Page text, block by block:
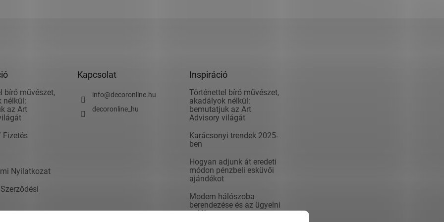
bíró művészet,
nélkül:
az Art
Fizetés
Nyilatkozat
Kapcsolat
info@decoronline.hu
decoronline_hu
Inspiráció
Történettel bíró művészet,
akadályok nélkül:
bemutatjuk az Art
Advisory világát
Karácsonyi trendek 2025-
ben
Hogyan adjunk át eredeti
módon pénzbeli esküvői
ajándékot
Modern hálószoba
berendezése és az ügyelni
valók